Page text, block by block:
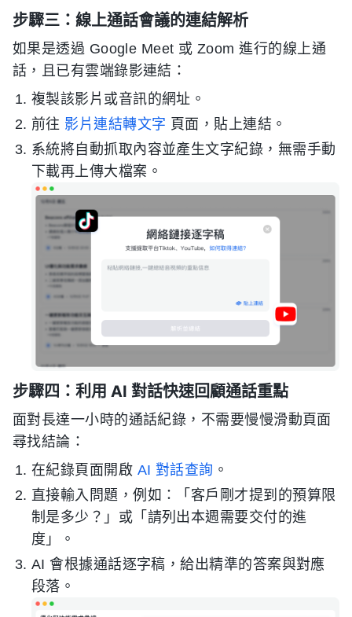
步驟三：線上通話會議的連結解析
如果是透過 Google Meet 或 Zoom 進行的線上通
話，且已有雲端錄影連結：
複製該影片或音訊的網址。
前往 影片連結轉文字 頁面，貼上連結。
系統將自動抓取內容並產生文字紀錄，無需手動
下載再上傳大檔案。
步驟四：利用 AI 對話快速回顧通話重點
面對長達一小時的通話紀錄，不需要慢慢滑動頁面
尋找結論：
在紀錄頁面開啟 AI 對話查詢 。
直接輸入問題，例如：「客戶剛才提到的預算限
制是多少？」或「請列出本週需要交付的進
度」。
AI 會根據通話逐字稿，給出精準的答案與對應
段落。